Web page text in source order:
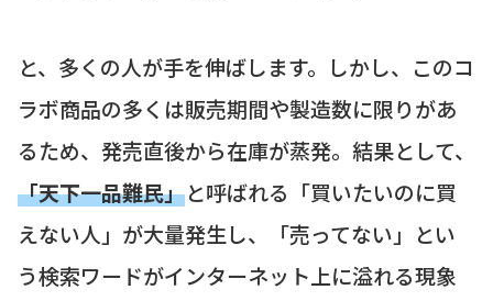
と、多くの人が手を伸ばします。しかし、このコ
ラボ商品の多くは販売期間や製造数に限りがあ
るため、発売直後から在庫が蒸発。結果として、
「天下一品難民」と呼ばれる「買いたいのに買
えない人」が大量発生し、「売ってない」とい
う検索ワードがインターネット上に溢れる現象